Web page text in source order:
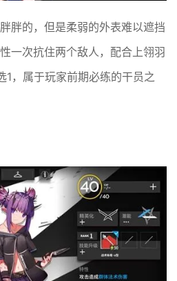
胖的，但是柔弱的外表难以遮挡
一次抗住两个敌人，配合上翎羽
1，属于玩家前期必练的干员之